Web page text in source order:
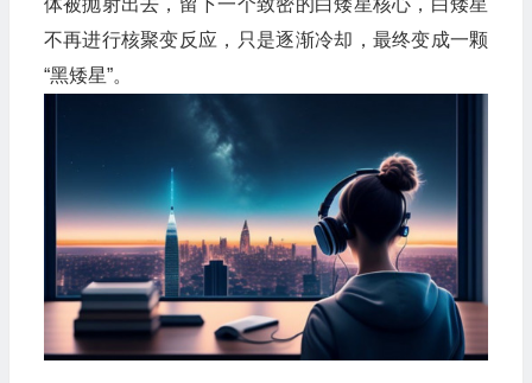
体被抛射出去，留下一个致密的白矮星核心，白矮星
不再进行核聚变反应，只是逐渐冷却，最终变成一颗
“黑矮星”。